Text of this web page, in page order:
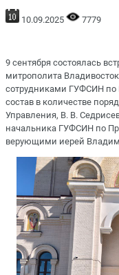
10.09.2025 7779
9 сентября состоялась
митрополита
сотрудниками ГУФСИН
состав в количестве
Управления, В. В.
начальника ГУФСИН по
верующими иерей